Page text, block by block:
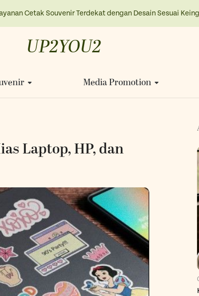
Cetak Souvenir Terdekat dengan Desain Sesuai
UP2YOU2
Media Promotion
Laptop, HP, dan